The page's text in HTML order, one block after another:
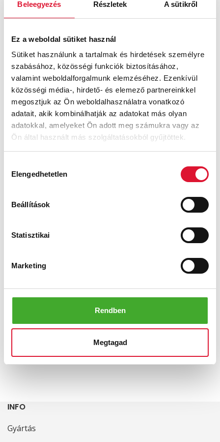
Beleegyezés Részletek A sütikről
Ez a weboldal sütiket használ
Sütiket használunk a tartalmak és hirdetések személyre
szabásához, közösségi funkciók biztosításához,
valamint weboldalforgalmunk elemzéséhez. Ezenkívül
közösségi média-, hirdető- és elemező partnereinkkel
megosztjuk az Ön weboldalhasználatra vonatkozó
adatait, akik kombinálhatják az adatokat más olyan
adatokkal, amelyeket Ön adott meg számukra vagy az
Ön által használt más szolgáltatásokból gyűjtöttek.
kiválasztása
Elengedhetetlen
Beállítások
Statisztikai
Marketing
Rendben
Megtagad
Honey
39 000Ft 29 900Ft
Honey
39 000Ft29 900
AKCIÓ AKCIÓ
35 900Ft
45 000Ft24 900Ft 63 200Ft45 000Ft
INFO
Gyártás